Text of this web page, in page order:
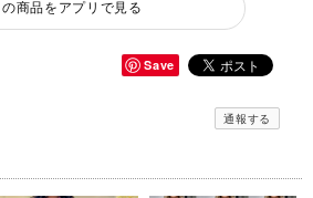
の商品をアプリで見る
Save
通報する